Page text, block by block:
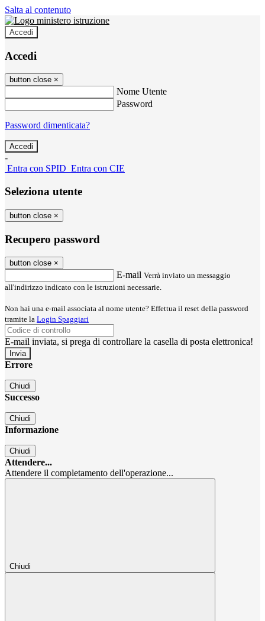
Salta al contenuto
Accedi
Accedi
button close ×
Nome Utente
Password
Password dimenticata?
-
Entra con SPID Entra con CIE
Seleziona utente
button close ×
Recupero password
button close ×
E-mail Verrà inviato un messaggio
all'indirizzo indicato con le istruzioni necessarie.
Non hai una e-mail associata al nome utente? Effettua il reset della password
tramite la Login Spaggiari
E-mail inviata, si prega di controllare la casella di posta elettronica!
Errore
Chiudi
Successo
Chiudi
Informazione
Chiudi
Attendere...
Attendere il completamento dell'operazione...
Chiudi